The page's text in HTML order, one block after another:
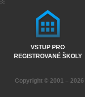
VSTUP PRO
REGISTROVANÉ ŠKOLY
Copyright © 2001 – 2026